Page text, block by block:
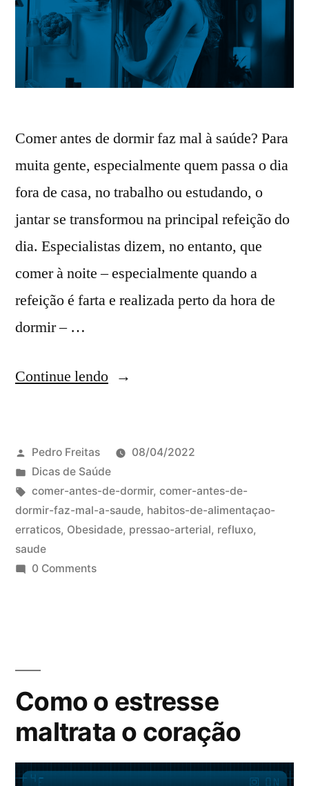
Comer antes de dormir faz mal à saúde? Para
muita gente, especialmente quem passa o dia
fora de casa, no trabalho ou estudando, o
jantar se transformou na principal refeição do
dia. Especialistas dizem, no entanto, que
comer à noite – especialmente quando a
refeição é farta e realizada perto da hora de
dormir – …
Continue lendo
Pedro Freitas
08/04/2022
Dicas de Saúde
comer-antes-de-dormir, comer-antes-de-
dormir-faz-mal-a-saude, habitos-de-alimentaçao-
erraticos, Obesidade, pressao-arterial, refluxo,
saude
0 Comments
Como o estresse
maltrata o coração